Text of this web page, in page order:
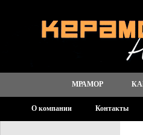
МРАМОР
О компании Контакты